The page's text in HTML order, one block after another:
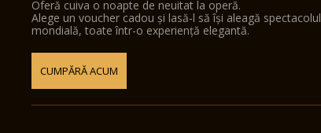
Oferă cuiva o noapte de neuitat la operă.
Alege un voucher cadou și lasă-l să își aleagă
mondială, toate într-o experiență elegantă.
CUMPĂRĂ ACUM